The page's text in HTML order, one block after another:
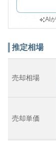
はモダン
ッシュさを
も良好で、
向によるリ
る都心の一
求力がある
AI
推定相場
売却相場
売却単価